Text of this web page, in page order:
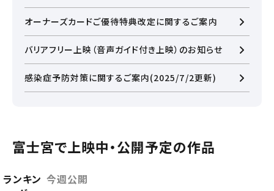
オーナーズカードご優待特典改定に関するご案内
バリアフリー上映（音声ガイド付き上映）のお知らせ
感染症予防対策に関するご案内(2025/7/2更新)
富士宮で上映中・公開予定の作品
ランキン 今週公開